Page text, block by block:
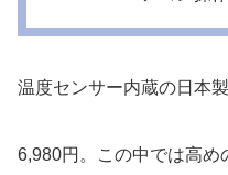
温度センサー内蔵の日本
6,980円。この中では高め